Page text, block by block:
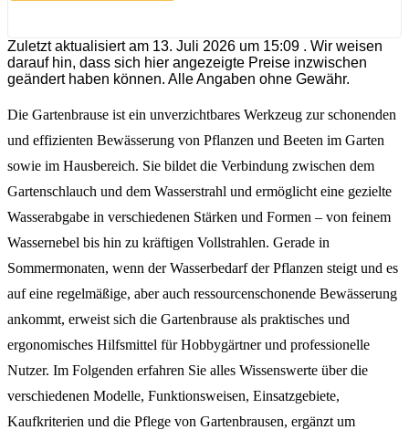
Zuletzt aktualisiert am 13. Juli 2026 um 15:09 . Wir weisen
darauf hin, dass sich hier angezeigte Preise inzwischen
geändert haben können. Alle Angaben ohne Gewähr.
Die Gartenbrause ist ein unverzichtbares Werkzeug zur schonenden
und effizienten Bewässerung von Pflanzen und Beeten im Garten
sowie im Hausbereich. Sie bildet die Verbindung zwischen dem
Gartenschlauch und dem Wasserstrahl und ermöglicht eine gezielte
Wasserabgabe in verschiedenen Stärken und Formen – von feinem
Wassernebel bis hin zu kräftigen Vollstrahlen. Gerade in
Sommermonaten, wenn der Wasserbedarf der Pflanzen steigt und es
auf eine regelmäßige, aber auch ressourcenschonende Bewässerung
ankommt, erweist sich die Gartenbrause als praktisches und
ergonomisches Hilfsmittel für Hobbygärtner und professionelle
Nutzer. Im Folgenden erfahren Sie alles Wissenswerte über die
verschiedenen Modelle, Funktionsweisen, Einsatzgebiete,
Kaufkriterien und die Pflege von Gartenbrausen, ergänzt um